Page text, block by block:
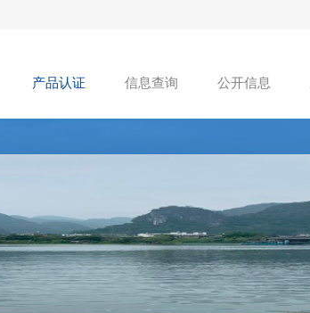
产品认证 信息查询 公开信息